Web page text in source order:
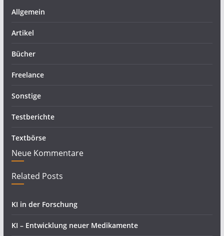
Allgemein
Artikel
Bücher
Freelance
Sonstige
Testberichte
Textbörse
Neue Kommentare
Related Posts
KI in der Forschung
KI – Entwicklung neuer Medikamente